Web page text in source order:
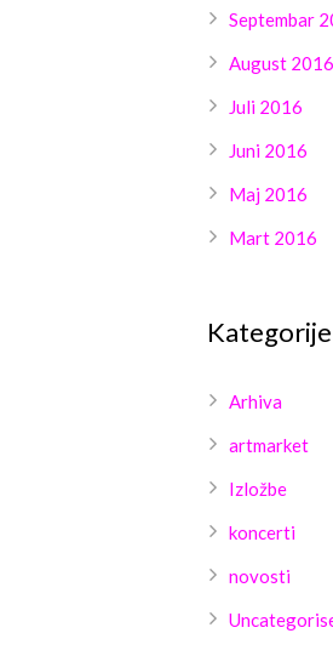
Septembar
August 2016
Juli 2016
Juni 2016
Maj 2016
Mart 2016
Kategorije
Arhiva
artmarket
Izložbe
koncerti
novosti